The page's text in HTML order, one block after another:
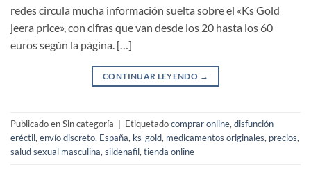
redes circula mucha información suelta sobre el «Ks Gold
jeera price», con cifras que van desde los 20 hasta los 60
euros según la página. […]
CONTINUAR LEYENDO →
Publicado en Sin categoría Etiquetadocomprar online,disfunción
eréctil,envío discreto, España, ks-gold, medicamentos originales, precios,
salud sexual masculina,sildenafil,tienda online